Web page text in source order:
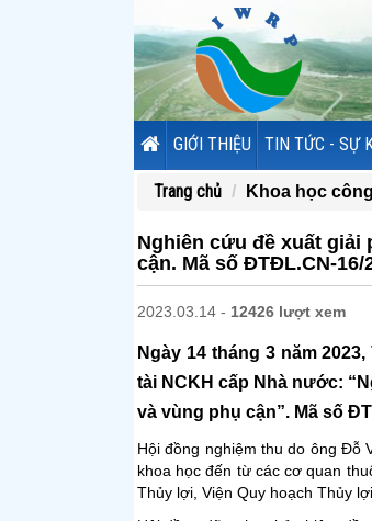
GIỚI THIỆU TIN TỨC - SỰ
Trang chủ Khoa học
Nghiên cứu đề xuất giải
cận. Mã số ĐTĐL.CN-16/
2023.03.14 - 12426 lượt xem
Ngày 14 tháng 3 năm
tài NCKH cấp Nhà nước:
và vùng phụ cận”. Mã số
Hội đồng nghiệm thu do ông Đỗ
khoa học đến từ các cơ quan
Thủy lợi, Viện Quy hoạch Thủy lợi.